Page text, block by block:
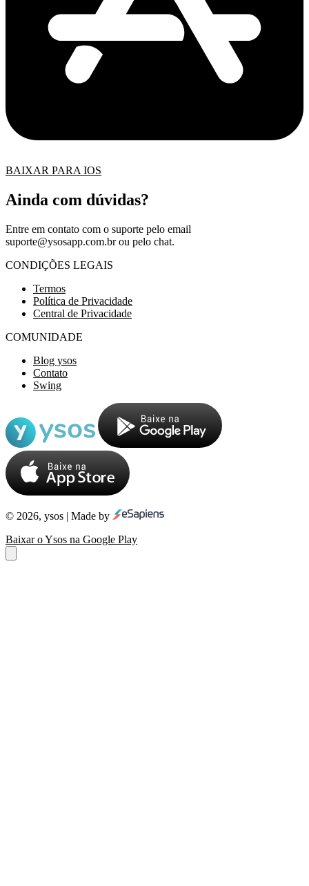
BAIXAR PARA IOS
Ainda com dúvidas?
Entre em contato com o suporte pelo email
suporte@ysosapp.com.brou pelo chat.
CONDIÇÕES LEGAIS
Termos
Política de Privacidade
Central de Privacidade
COMUNIDADE
Blog ysos
Contato
Swing
© 2026, ysos | Made by
Baixar o Ysos na Google Play